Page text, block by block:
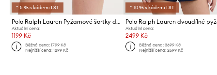
*-5 % s kódem: LST
Polo Ralph Lauren Pyžamové šortky dámské s bavlnou
Aktuální cena:
1199 Kč
Běžná cena:1799 Kč
Nejnižší cena:1299 Kč
*-10 % s kódem: LST
Aktuální cena:
2499 Kč
Běžná cena: 3699 Kč
Nejnižší cena: 2699 Kč